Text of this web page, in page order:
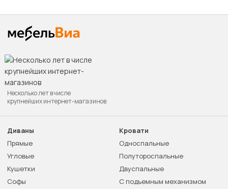
Несколько лет в числе
крупнейших интернет-магазинов
Диваны
Прямые
Угловые
Кушетки
Софы
Кровати
Односпальные
Полутороспальные
Двуспальные
С подъемным механизмом